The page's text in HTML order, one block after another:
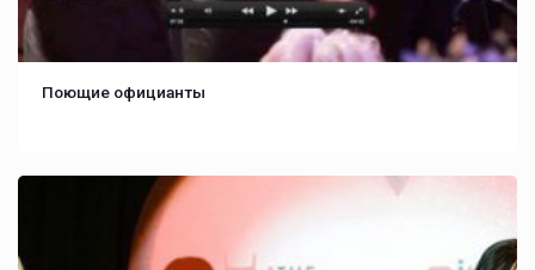
Поющие официанты